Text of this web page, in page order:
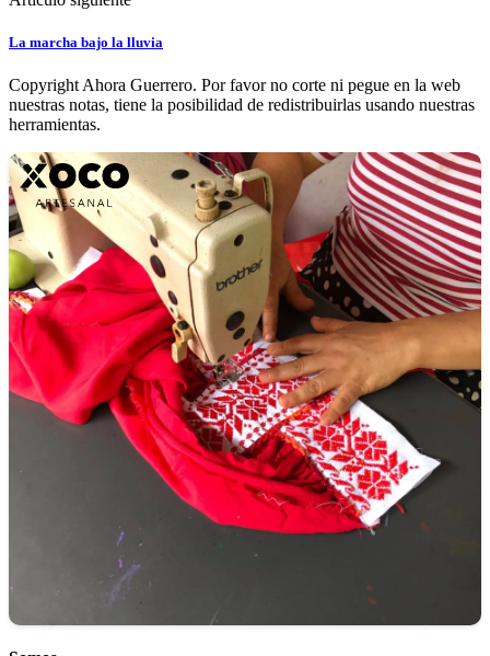
La marcha bajo la lluvia
Copyright Ahora Guerrero. Por favor no corte ni pegue en la web
nuestras notas, tiene la posibilidad de redistribuirlas usando nuestras
herramientas.